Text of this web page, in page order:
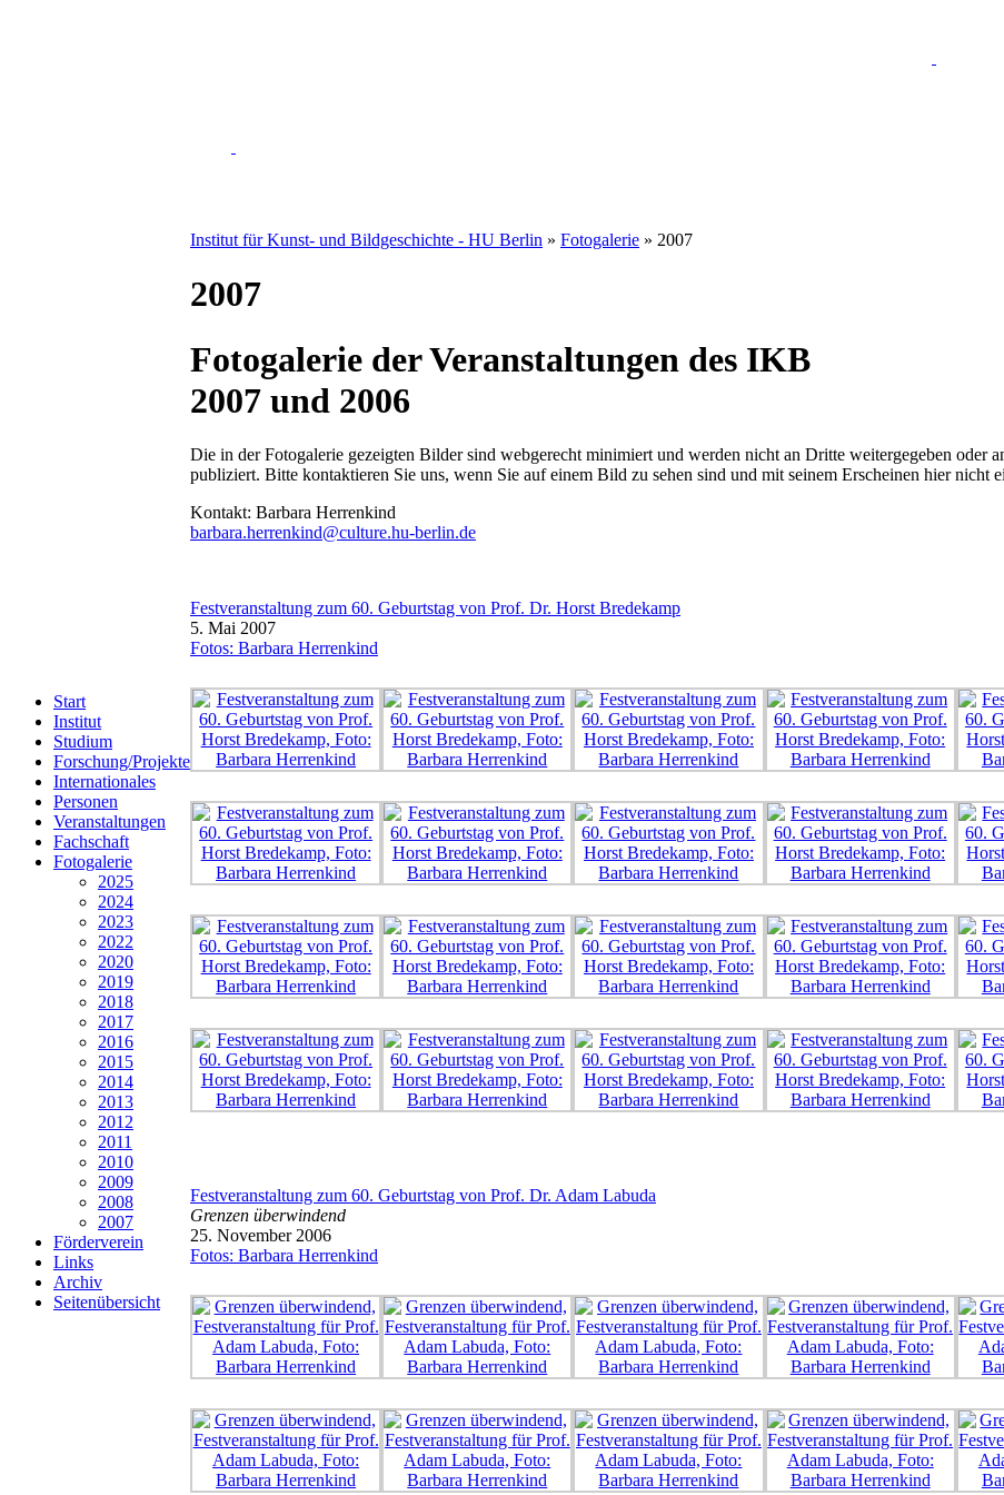
Start
Institut
Studium
Forschung/Projekte
Internationales
Personen
Veranstaltungen
Fachschaft
Fotogalerie
2025
2024
2023
2022
2020
2019
2018
2017
2016
2015
2014
2013
2012
2011
2010
2009
2008
2007
Förderverein
Links
Archiv
Seitenübersicht
Institut für Kunst- und Bildgeschichte - HU Berlin » Fotogalerie » 2007
2007
Fotogalerie der Veranstaltungen des IKB
2007 und 2006
Die in der Fotogalerie gezeigten Bilder sind webgerecht minimiert und werden nicht an Dritte weitergegeben oder
publiziert. Bitte kontaktieren Sie uns, wenn Sie auf einem Bild zu sehen sind und mit seinem Erscheinen hier nicht
Kontakt: Barbara Herrenkind
barbara.herrenkind@culture.hu-berlin.de
Festveranstaltung zum 60. Geburtstag von Prof. Dr. Horst Bredekamp
5. Mai 2007
Fotos: Barbara Herrenkind
Festveranstaltung zum 60. Geburtstag von Prof. Dr. Adam Labuda
Grenzen überwindend
25. November 2006
Fotos: Barbara Herrenkind